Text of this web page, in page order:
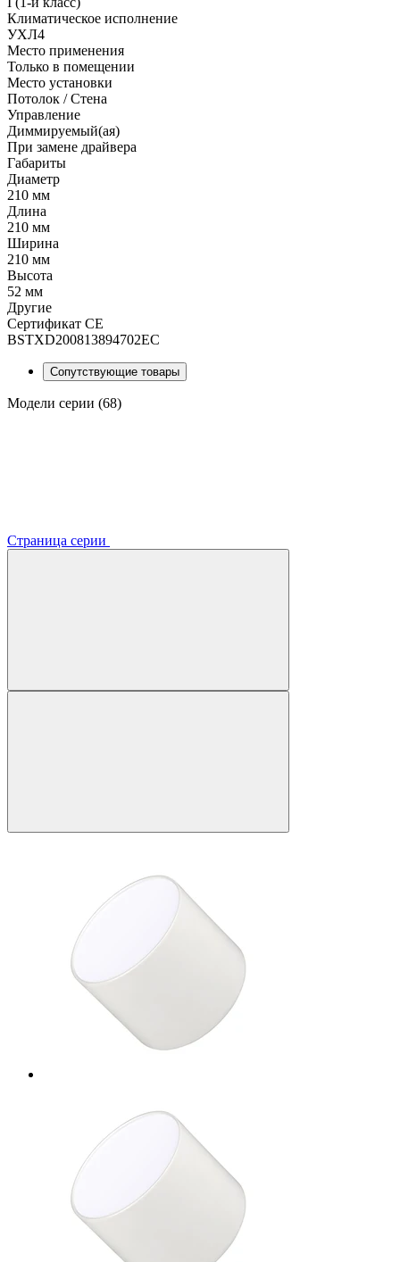
Климатическое исполнение
УХЛ4
Место применения
Только в помещении
Место установки
Потолок / Cтена
Управление
Диммируемый(ая)
При замене драйвера
Габариты
Диаметр
210 мм
Длина
210 мм
Ширина
210 мм
Высота
52 мм
Другие
Сертификат CE
BSTXD200813894702EC
Сопутствующие товары
Модели серии (68)
Страница серии